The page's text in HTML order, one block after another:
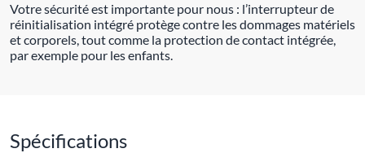
Votre sécurité est importante pour nous : l’interrupteur de
réinitialisation intégré protège contre les dommages matériels
et corporels, tout comme la protection de contact intégrée,
par exemple pour les enfants.
Spécifications